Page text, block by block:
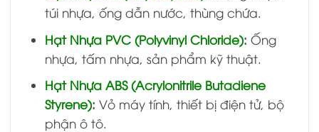
túi nhựa, ống dẫn nước, thùng chứa.
Hạt Nhựa PVC (Polyvinyl Chloride): Ống
nhựa, tấm nhựa, sản phẩm kỹ thuật.
Hạt Nhựa ABS (Acrylonitrile Butadiene
Styrene): Vỏ máy tính, thiết bị điện tử, bộ
phận ô tô.